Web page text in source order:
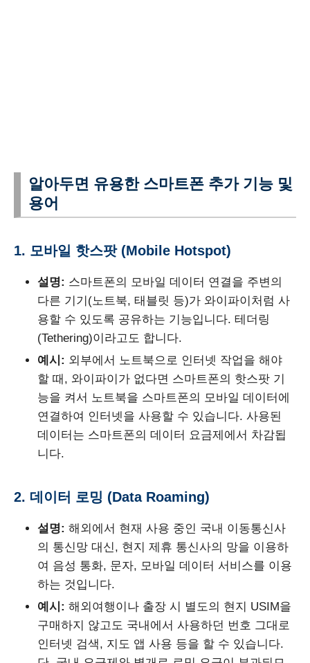
알아두면 유용한 스마트폰 추가 기능 및
용어
1. 모바일 핫스팟 (Mobile Hotspot)
설명: 스마트폰의 모바일 데이터 연결을 주변의
다른 기기(노트북, 태블릿 등)가 와이파이처럼 사
용할 수 있도록 공유하는 기능입니다. 테더링
(Tethering)이라고도 합니다.
예시: 외부에서 노트북으로 인터넷 작업을 해야
할 때, 와이파이가 없다면 스마트폰의 핫스팟 기
능을 켜서 노트북을 스마트폰의 모바일 데이터에
연결하여 인터넷을 사용할 수 있습니다. 사용된
데이터는 스마트폰의 데이터 요금제에서 차감됩
니다.
2. 데이터 로밍 (Data Roaming)
설명: 해외에서 현재 사용 중인 국내 이동통신사
의 통신망 대신, 현지 제휴 통신사의 망을 이용하
여 음성 통화, 문자, 모바일 데이터 서비스를 이용
하는 것입니다.
예시: 해외여행이나 출장 시 별도의 현지 USIM을
구매하지 않고도 국내에서 사용하던 번호 그대로
인터넷 검색, 지도 앱 사용 등을 할 수 있습니다.